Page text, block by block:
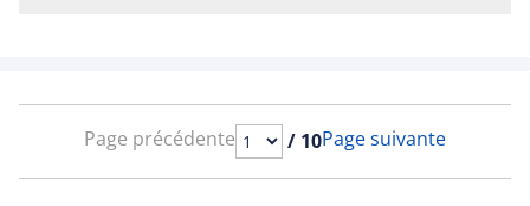
Page précédente / 10Page suivante